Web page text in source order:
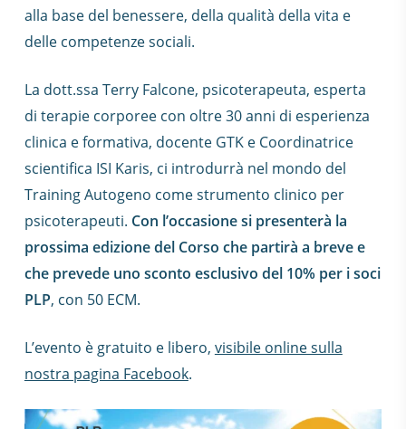
alla base del benessere, della qualità della vita e
delle competenze sociali.
La dott.ssa Terry Falcone, psicoterapeuta, esperta
di terapie corporee con oltre 30 anni di esperienza
clinica e formativa, docente GTK e Coordinatrice
scientifica ISI Karis, ci introdurrà nel mondo del
Training Autogeno come strumento clinico per
psicoterapeuti. Con l’occasione si presenterà la
prossima edizione del Corso che partirà a breve e
che prevede uno sconto esclusivo del 10% per i soci
PLP, con 50 ECM.
L’evento è gratuito e libero, visibile online sulla
nostra pagina Facebook.